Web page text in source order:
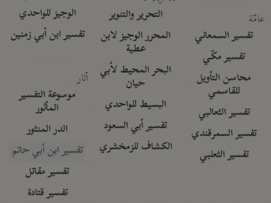
عامّة
تفسير السمعاني
تفسير مكّي
محاسن التأويل
للقاسمي
تفسير الثعالبي
تفسير السمرقندي
تفسير الثعلبي
التحرير والتنوير
المحرر الوجيز لابن
عطية
البحر المحيط لأبي
حيان
البسيط للواحدي
تفسير أبي السعود
الكشاف للزمخشري
الوجيز للواحدي
تفسير ابن أبي زمنين
آثار
موسوعة التفسير
المأثور
الدر المنثور
تفسير ابن أبي حاتم
تفسير مقاتل
تفسير قتادة